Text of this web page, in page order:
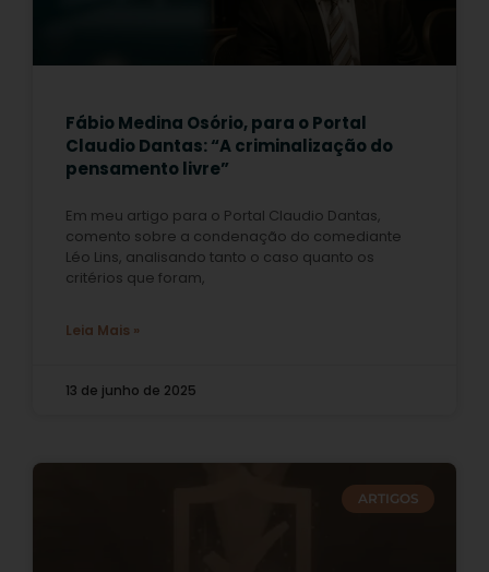
Fábio Medina Osório, para o Portal
Claudio Dantas: “A criminalização do
pensamento livre”
Em meu artigo para o Portal Claudio Dantas,
comento sobre a condenação do comediante
Léo Lins, analisando tanto o caso quanto os
critérios que foram,
Leia Mais »
13 de junho de 2025
ARTIGOS